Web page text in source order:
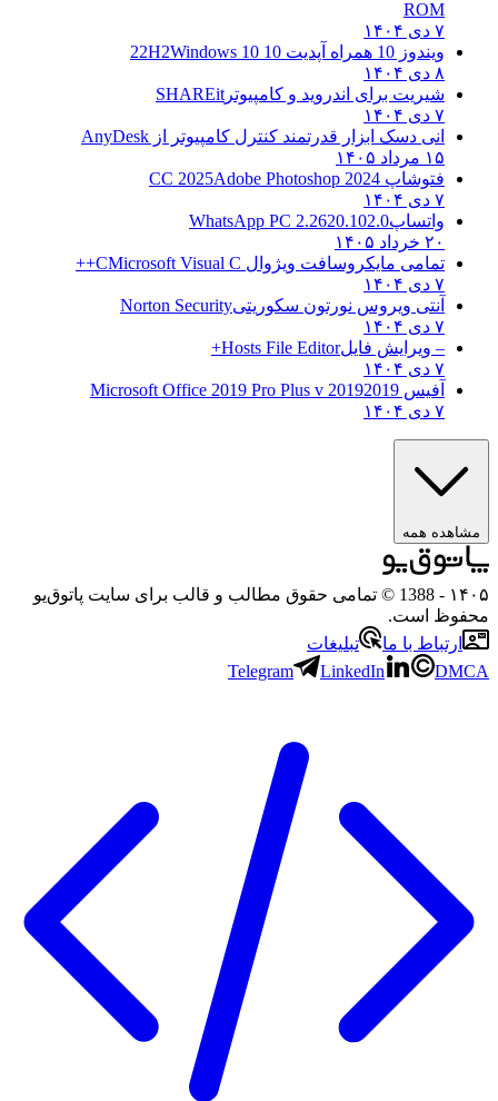
ROM
۷ دی ۱۴۰۴
ویندوز 10 همراه آپدیت 10 22H2
Windows 10
۸ دی ۱۴۰۴
شیریت برای اندروید و کامپیوتر SHAREit
۷ دی ۱۴۰۴
انی دسک ابزار قدرتمند کنترل کامپیوتر از AnyDesk
۱۵ مرداد ۱۴۰۵
فتوشاپ CC 2025 Adobe Photoshop 2024
۷ دی ۱۴۰۴
واتساپWhatsApp PC 2.2620.102.0
۲۰ خرداد ۱۴۰۵
تمامی مایکروسافت ویژوال C Microsoft Visual C++
۷ دی ۱۴۰۴
آنتی ویروس نورتون سکوریتیNorton Security
۷ دی ۱۴۰۴
– ویرایش فایلHosts File Editor+
۷ دی ۱۴۰۴
آفیس 2019 2019 Microsoft Office 2019 Pro Plus v
۷ دی ۱۴۰۴
مشاهده همه
۱۴۰۵
- 1388 © تمامی حقوق مطالب و قالب برای سایت پاتوق‌یو
محفوظ است.
ارتباط با ما
تبلیغات
Telegram
LinkedIn DMCA